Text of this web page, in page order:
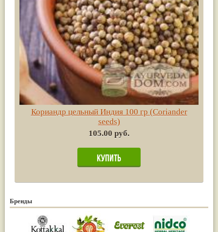
Кориандр цельный Индия 100 гр (Сoriander
seeds)
105.00 руб.
Бренды